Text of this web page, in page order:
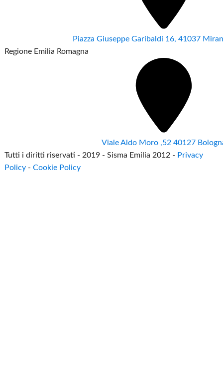
Piazza Giuseppe Garibaldi 16, 41037
Regione Emilia Romagna
Viale Aldo Moro ,52 40127
Tutti i diritti riservati - 2019 - Sisma Emilia 2012 - Privacy
Policy -Cookie Policy